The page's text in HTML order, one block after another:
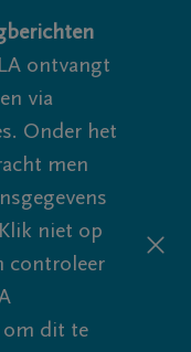
ontvangt
via
Onder het
men
niet op
controleer
om dit te